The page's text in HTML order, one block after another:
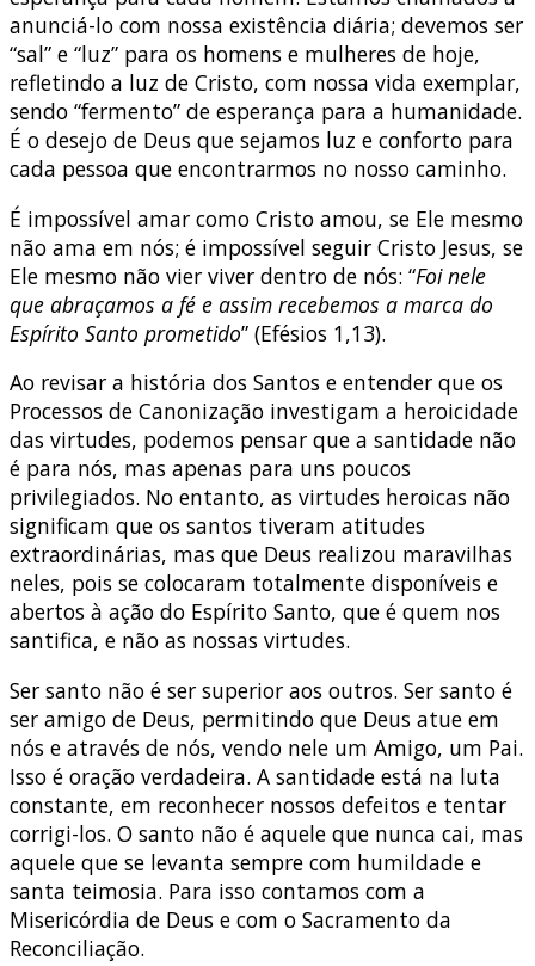
anunciá-lo com nossa existência diária; devemos ser
“sal” e “luz” para os homens e mulheres de hoje,
refletindo a luz de Cristo, com nossa vida exemplar,
sendo “fermento” de esperança para a humanidade.
É o desejo de Deus que sejamos luz e conforto para
cada pessoa que encontrarmos no nosso caminho.
É impossível amar como Cristo amou, se Ele mesmo
não ama em nós; é impossível seguir Cristo Jesus, se
Ele mesmo não vier viver dentro de nós: “Foi nele
que abraçamos a fé e assim recebemos a marca do
Espírito Santo prometido” (Efésios 1,13).
Ao revisar a história dos Santos e entender que os
Processos de Canonização investigam a heroicidade
das virtudes, podemos pensar que a santidade não
é para nós, mas apenas para uns poucos
privilegiados. No entanto, as virtudes heroicas não
significam que os santos tiveram atitudes
extraordinárias, mas que Deus realizou maravilhas
neles, pois se colocaram totalmente disponíveis e
abertos à ação do Espírito Santo, que é quem nos
santifica, e não as nossas virtudes.
Ser santo não é ser superior aos outros. Ser santo é
ser amigo de Deus, permitindo que Deus atue em
nós e através de nós, vendo nele um Amigo, um Pai.
Isso é oração verdadeira. A santidade está na luta
constante, em reconhecer nossos defeitos e tentar
corrigi-los. O santo não é aquele que nunca cai, mas
aquele que se levanta sempre com humildade e
santa teimosia. Para isso contamos com a
Misericórdia de Deus e com o Sacramento da
Reconciliação.